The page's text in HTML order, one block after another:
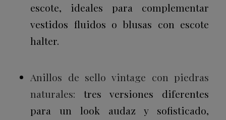
escote, ideales para complementar
vestidos fluidos o blusas con escote
halter.
Anillos de sello vintage con piedras
naturales: tres versiones diferentes
para un look audaz y sofisticado,